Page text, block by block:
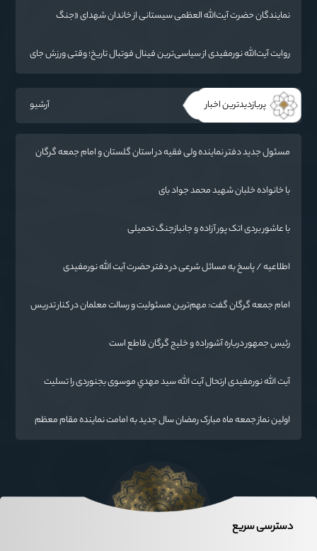
نمایندگان حضرت آیت‌الله العظمی سیستانی از خاندان شهدای «جنگ
روایت آیت‌الله نورمفیدی از سیاسی‌ترین فینال فوتبال تاریخ؛ وقتی ورزش جای
پربازدیدترین اخبار آرشیو
مسئول جدید دفتر نماینده ولی فقیه در استان گلستان و امام جمعه گرگان
با خانواده خلبان شهید محمد جواد بای
با عاشور بردی اتک پور آزاده و جانبازجنگ تحمیلی
اطلاعیه / پاسخ به مسائل شرعی در دفتر حضرت آیت الله نورمفیدی
امام جمعه گرگان گفت: مهم‌ترین مسئولیت و رسالت معلمان در کنار تدریس
ایران اسلامی است.
رئیس جمهور درباره آشوراده و خلیج گرگان قاطع است
آیت الله نورمفیدی ارتحال آیت الله سيد مهدي موسوی بجنوردی را تسلیت
اولین نماز جمعه ماه مبارک رمضان سال جدید به امامت نماینده مقام معظم
دسترسی سریع